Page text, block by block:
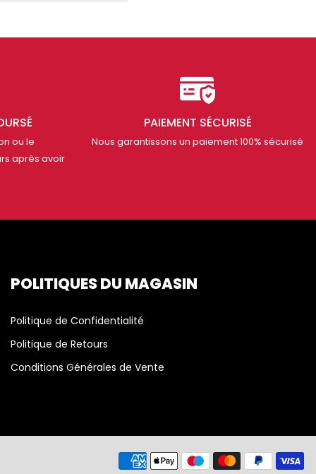
ou le
après avoir
PAIEMENT SÉCURISÉ
Nous garantissons un paiement 100% sécurisé
POLITIQUES DU MAGASIN
Politique de Confidentialité
Politique de Retours
Conditions Générales de Vente